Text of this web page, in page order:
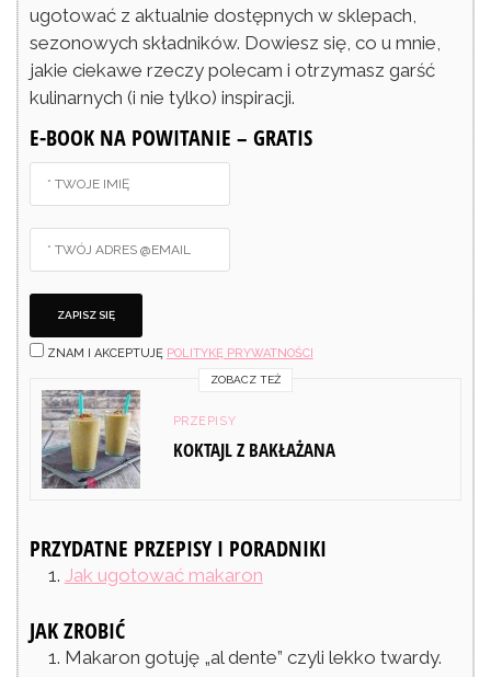
ugotować z aktualnie dostępnych w sklepach,
sezonowych składników. Dowiesz się, co u mnie,
jakie ciekawe rzeczy polecam i otrzymasz garść
kulinarnych (i nie tylko) inspiracji.
E-BOOK NA POWITANIE – GRATIS
ZNAM I AKCEPTUJĘ POLITYKĘ PRYWATNOŚCI
ZOBACZ TEŻ
PRZEPISY
KOKTAJL Z BAKŁAŻANA
PRZYDATNE PRZEPISY I PORADNIKI
Jak ugotować makaron
JAK ZROBIĆ
Makaron gotuję „al dente” czyli lekko twardy.